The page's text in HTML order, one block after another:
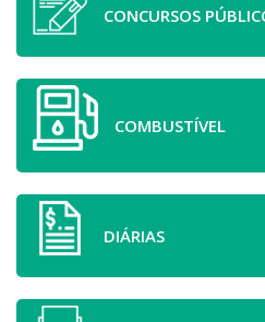
CONCURSOS
COMBUSTÍVEL
DIÁRIAS